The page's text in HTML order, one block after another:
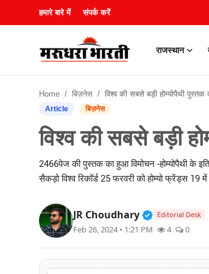
हमारे बारे में संपर्क करें
राजस्थान
लाइफस्टाइल
Home बिज़नेस विश्व की सबसे बड़ी होम्योपैथी पुस्तक का
Article बिज़नेस
विश्व की सबसे बड़ी
2466पेज की पुस्तक का हुआ विमोचन -होम्योपैथी के
सैकड़ो विश्व रिकॉर्ड 25 फरवरी को होम्यो फ्रेंड्स
JR Choudhary Verified
Editorial Desk
Feb 26, 2024 • 1:21 PM 4 0